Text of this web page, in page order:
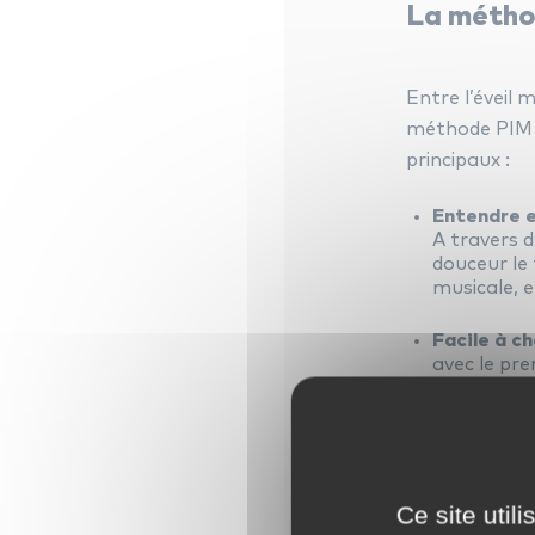
La
Entre l’éveil
méthode PIM
principaux :
Entendre
A travers
douceur le
musicale,
Facile à
avec le
douceur
Ce site